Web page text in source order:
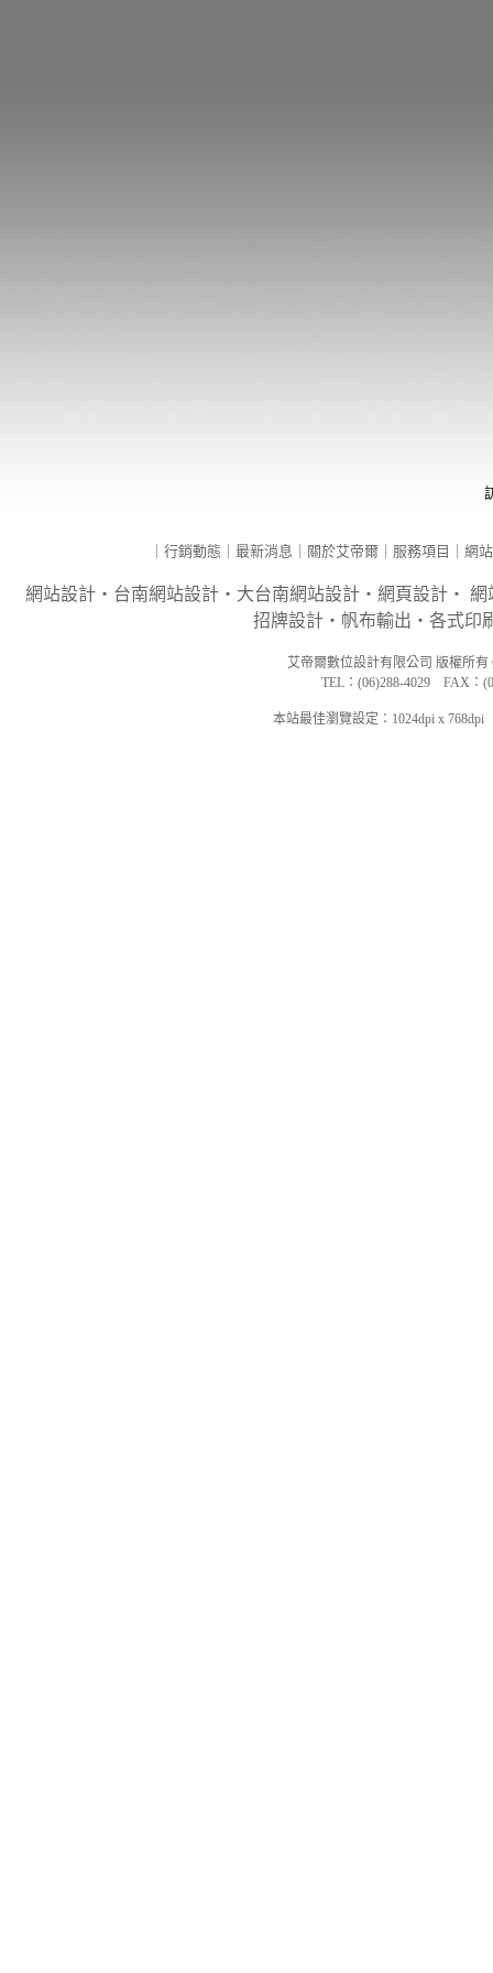
｜行銷動態 ｜最新消息 關於艾帝爾 服務項目 ｜網
網站設計 ‧ 台南網站設計 ‧大台南網站設計‧網頁設計 ‧網
招牌設計‧帆布輸出‧各式
艾帝爾數位設計有限公司 版權所有
TEL：(06)288-4029 FAX：
本站最佳瀏覽設定：1024dpi x